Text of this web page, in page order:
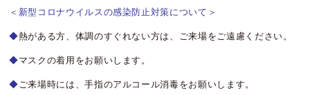
＜新型コロナウイルスの感染防止対策について＞
◆熱がある方、体調のすぐれない方は、ご来場をご遠慮ください。
◆マスクの着用をお願いします。
◆ご来場時には、手指のアルコール消毒をお願いします。